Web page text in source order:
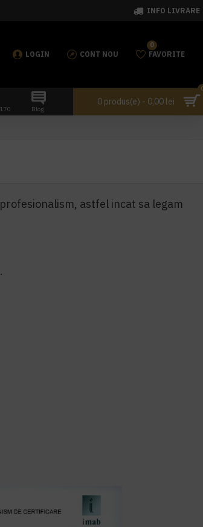
INFO LIVRARE
LOGIN CONT NOU FAVORITE
0
Blog
0 produs(e) - 0,00 lei
astfel incat sa legam
.